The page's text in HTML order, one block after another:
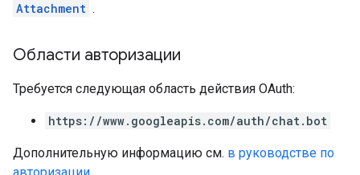
Attachment .
Области авторизации
Требуется следующая область действия OAuth:
https://www.googleapis.com/auth/chat.bot
Дополнительную информацию см. в руководстве по